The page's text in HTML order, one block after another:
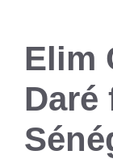
Elim
Daré